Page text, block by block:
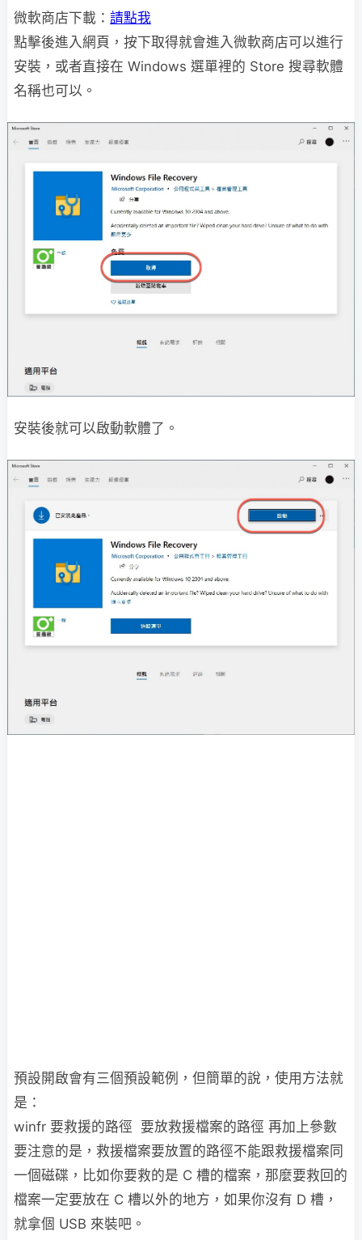
微軟商店下載： 請點我
點擊後進入網頁，按下取得就會進入微軟商店可以進行
安裝，或者直接在 Windows 選單裡的 Store 搜尋軟體
名稱也可以。
安裝後就可以啟動軟體了。
預設開啟會有三個預設範例，但簡單的說，使用方法就
是：
winfr 要救援的路徑 要放救援檔案的路徑 再加上參數
要注意的是，救援檔案要放置的路徑不能跟救援檔案同
一個磁碟，比如你要救的是 C 槽的檔案，那麼要救回的
檔案一定要放在 C 槽以外的地方，如果你沒有 D 槽，
就拿個 USB 來裝吧。